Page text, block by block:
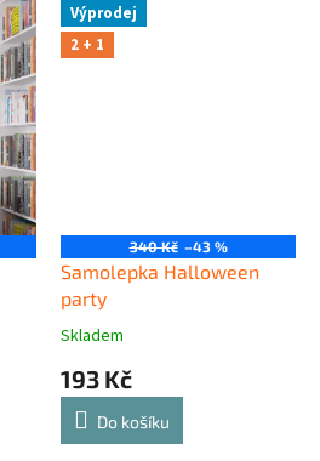
Výprodej
2 + 1
340 Kč –43 %
Samolepka Halloween
party
Skladem
193 Kč
Do košíku